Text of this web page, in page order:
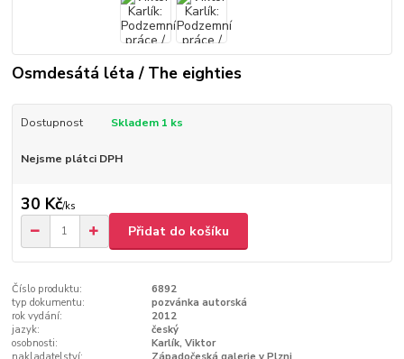
Osmdesátá léta / The eighties
Dostupnost Skladem 1 ks
Nejsme plátci DPH
30 Kč/ks
Přidat do košíku
Číslo produktu:
6892
typ dokumentu:
pozvánka autorská
rok vydání:
2012
jazyk:
český
osobnosti:
Karlík, Viktor